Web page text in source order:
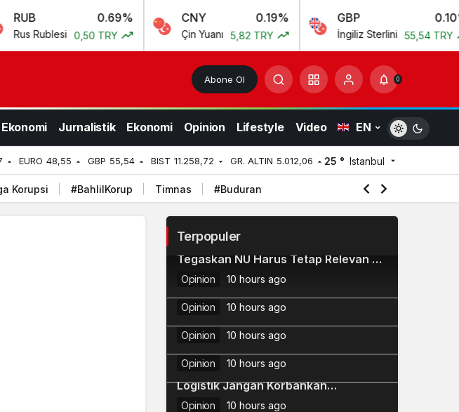
0,50 TRY
CNY
Çin Yuanı 5,82 TRY
GBP
İngiliz Sterlini 55,54 TRY
Abone Ol 0
Ekonomi Jurnalistik Ekonomi Opinion Lifestyle Video EN
EURO 48,55 GBP 55,54 BIST 11.258,72 GR. ALTIN 5.012,06 25 ° Istanbul
Korupsi #BahlilKorup Timnas #Buduran
Terpopuler
Luncurkan Buku, KH Ma’ruf Amin
Tegaskan NU Harus Tetap Relevan di
Masa Depan
Opinion 10 hours ago
2
PAI Terintegrasi AI
Opinion 10 hours ago
Ketum PBNU Luncurkan Saadatuna:
Syarah Wujudkan Mabadi Khaira
Ummah
Opinion 10 hours ago
4
Dinamika NU: Perbedaan, Fitnah, dan
Penataan Masa Depan
Opinion 10 hours ago
5
Pengamat Transportasi: Efisiensi
Logistik Jangan Korbankan
Keselamatan Masyarakat
Opinion 10 hours ago